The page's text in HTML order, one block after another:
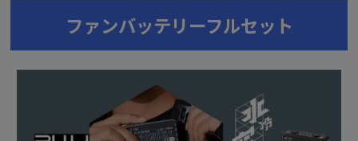
ファンバッテリーフルセット